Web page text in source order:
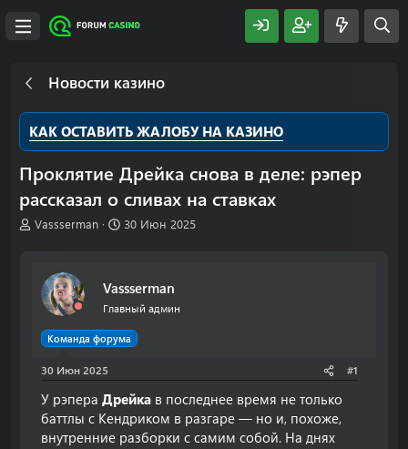
Новости казино
КАК ОСТАВИТЬ ЖАЛОБУ НА КАЗИНО
Проклятие Дрейка снова в деле: рэпер
рассказал о сливах на ставках
А
м
Vassserman
Д
н
а
а
30 Июн 2025
Vassserman
Главный админ
Команда форума
30 Июн 2025 #1
У рэпера Дрейка в последнее время не только
баттлы с Кендриком в разгаре — но и, похоже,
внутренние разборки с самим собой. На днях